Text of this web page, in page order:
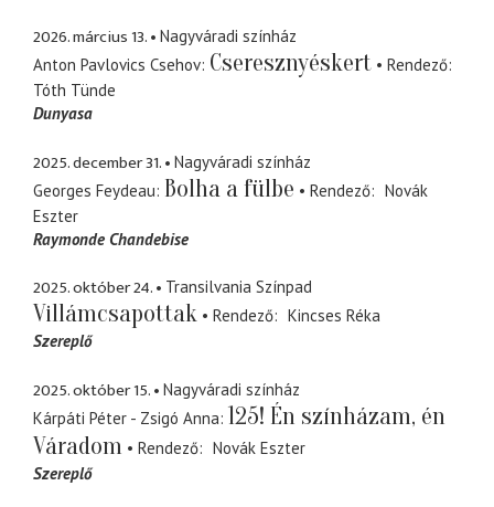
2026. március 13.
Nagyváradi színház
Anton Pavlovics Csehov Cseresznyéskert
Rendező
Tóth Tünde
Dunyasa
2025. december 31.
Nagyváradi színház
Georges Feydeau Bolha a fülbe Rendező
Novák
Eszter
Raymonde Chandebise
2025. október 24. Transilvania Színpad
Villámcsapottak Rendező
Kincses Réka
Szereplő
2025. október 15.
Nagyváradi színház
Kárpáti Péter - Zsigó Anna 125! Én színházam, én
Váradom
Rendező
Novák Eszter
Szereplő